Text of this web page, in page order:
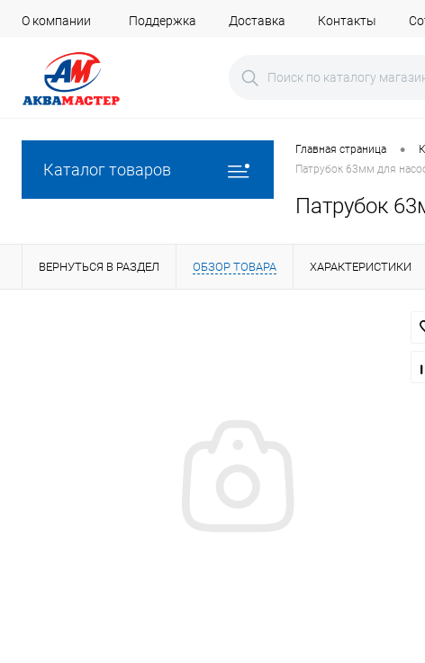
О компании Поддержка Доставка Контакты
Каталог товаров
Главная страница •
Патрубок 63мм для
Патрубок
ВЕРНУТЬСЯ В РАЗДЕЛ ОБЗОР ТОВАРА ХАРАКТЕРИСТИКИ